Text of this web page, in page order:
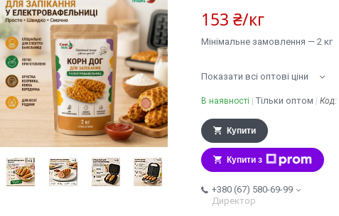
153 ₴/кг
Мінімальне замовлення — 2 кг
Показати всі оптові ціни
В наявності Тільки оптом Код:
Купити
Купити з
+380 (67) 580-69-99
Директор